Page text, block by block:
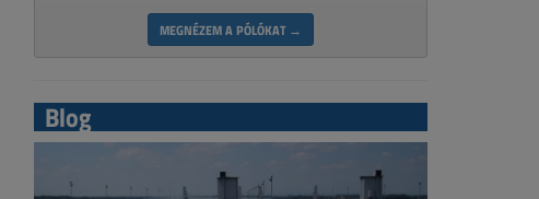
MEGNÉZEM A PÓLÓKAT →
Blog